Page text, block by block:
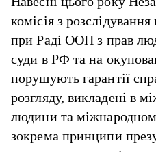
комісія з
при Раді ООН з прав
суди в РФ та на
порушують гарантії
розгляду, викладені в
людини та
зокрема принципи